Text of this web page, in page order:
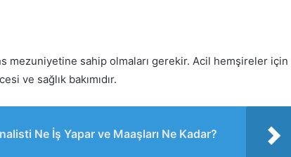
mezuniyetine sahip olmaları gerekir. Acil hemşireler için
ve sağlık bakımıdır.
Ne İş Yapar ve Maaşları Ne Kadar?